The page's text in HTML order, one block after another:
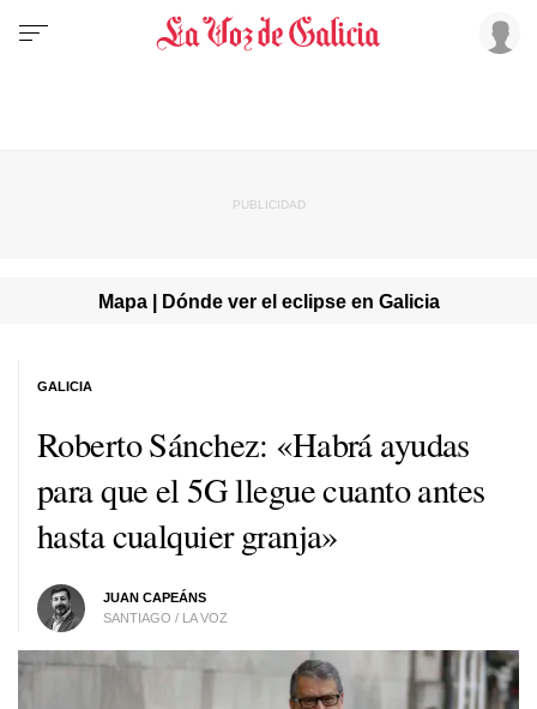
Mapa | Dónde ver el eclipse en Galicia
Roberto Sánchez: «Habrá ayudas
para que el 5G llegue cuanto antes
hasta cualquier granja»
JUAN CAPEÁNS
SANTIAGO / LA VOZ
GALICIA